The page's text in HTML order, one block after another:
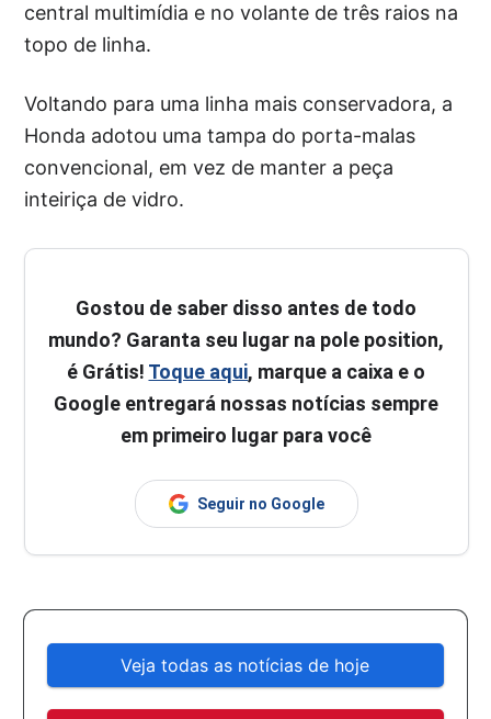
central multimídia e no volante de três raios na
topo de linha.
Voltando para uma linha mais conservadora, a
Honda adotou uma tampa do porta-malas
convencional, em vez de manter a peça
inteiriça de vidro.
Gostou de saber disso antes de todo
mundo? Garanta seu lugar na pole position,
é Grátis! Toque aqui, marque a caixa e o
Google entregará nossas notícias sempre
em primeiro lugar para você
Seguir no Google
Veja todas as notícias de hoje